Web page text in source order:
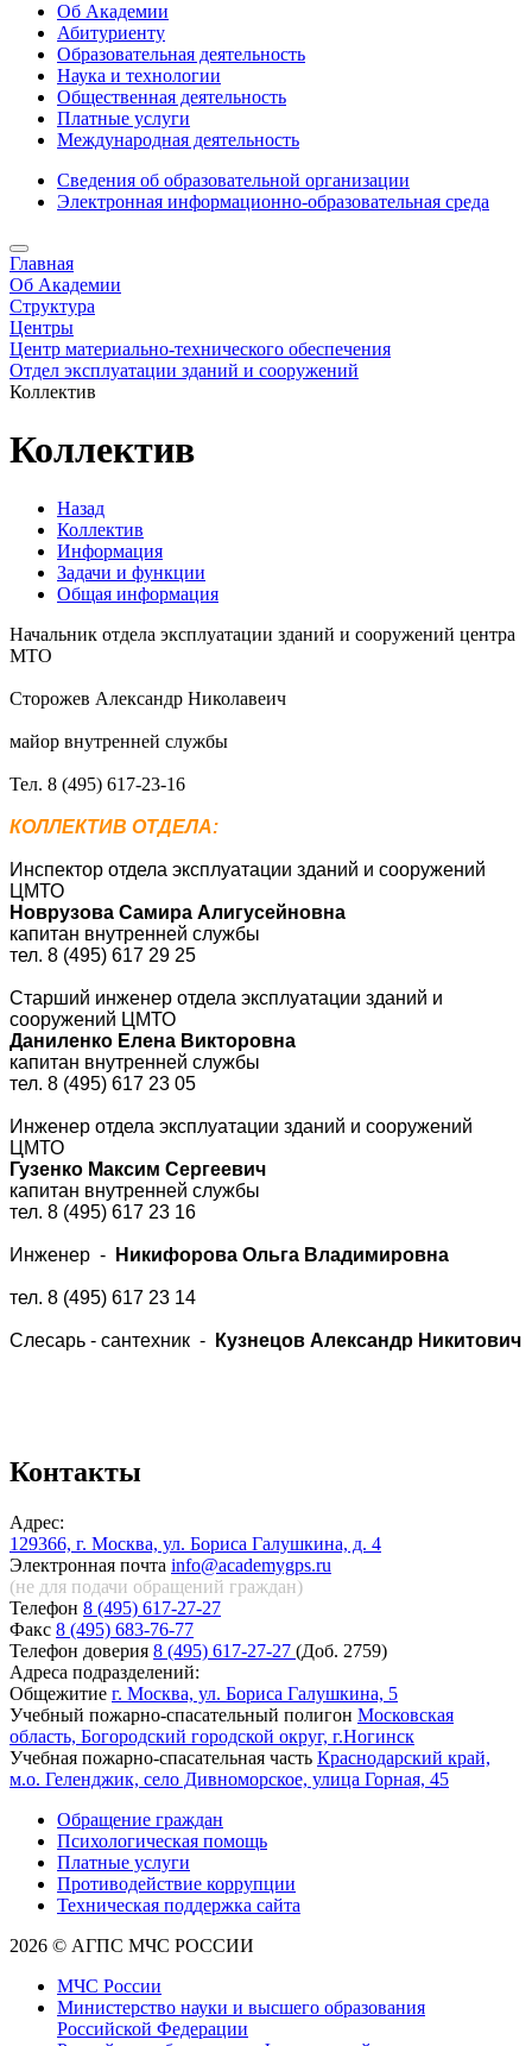
Об Академии
Абитуриенту
Образовательная деятельность
Наука и технологии
Общественная деятельность
Платные услуги
Международная деятельность
Сведения об образовательной организации
Электронная информационно-образовательная среда
Главная
Об Академии
Структура
Центры
Центр материально-технического обеспечения
Отдел эксплуатации зданий и сооружений
Коллектив
Коллектив
Назад
Коллектив
Информация
Задачи и функции
Общая информация
Начальник отдела эксплуатации зданий и сооружений центра
МТО
Сторожев Александр Николавеич
майор внутренней службы
Тел. 8 (495) 617-23-16
КОЛЛЕКТИВ ОТДЕЛА:
Инспектор отдела эксплуатации зданий и сооружений
ЦМТО
Новрузова Самира Алигусейновна
капитан внутренней службы
тел. 8 (495) 617 29 25
Старший инженер отдела эксплуатации зданий и
сооружений ЦМТО
Даниленко Елена Викторовна
капитан внутренней службы
тел. 8 (495) 617 23 05
Инженер отдела эксплуатации зданий и сооружений
ЦМТО
Гузенко Максим Сергеевич
капитан внутренней службы
тел. 8 (495) 617 23 16
Инженер - Никифорова Ольга Владимировна
тел. 8 (495) 617 23 14
Слесарь - сантехник - Кузнецов Александр Никитович
Контакты
Адрес:
129366, г. Москва, ул. Бориса Галушкина, д. 4
Электронная почта info@academygps.ru
(не для подачи обращений граждан)
Телефон 8 (495) 617-27-27
Факс 8 (495) 683-76-77
Телефон доверия 8 (495) 617-27-27 (Доб. 2759)
Адреса подразделений:
Общежитие г. Москва, ул. Бориса Галушкина, 5
Учебный пожарно-спасательный полигон Московская
область, Богородский городской округ, г.Ногинск
Учебная пожарно-спасательная часть Краснодарский край,
м.о. Геленджик, село Дивноморское, улица Горная, 45
Обращение граждан
Психологическая помощь
Платные услуги
Противодействие коррупции
Техническая поддержка сайта
2026 © АГПС МЧС РОССИИ
МЧС России
Министерство науки и высшего образования
Российской Федерации